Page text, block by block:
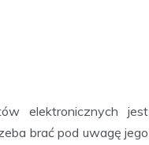
elektronicznych jest
brać pod uwagę jego